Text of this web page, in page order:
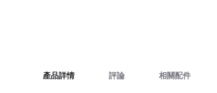
產品詳情 評論 相關配件